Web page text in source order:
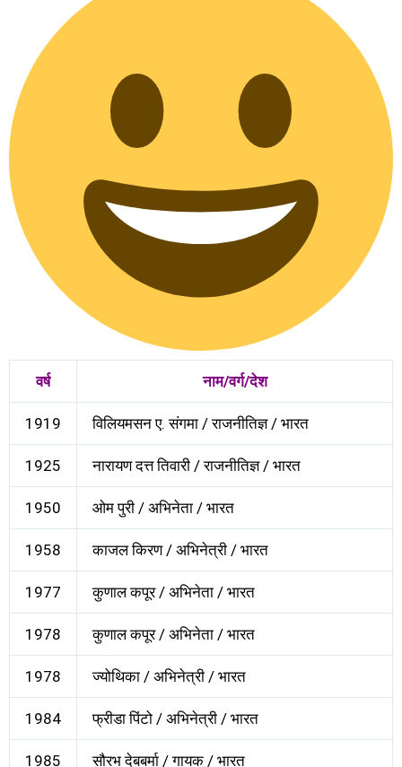
वर्ष नाम/वर्ग/देश
1919 विलियमसन ए. संगमा / राजनीतिज्ञ / भारत
1925 नारायण दत्त तिवारी / राजनीतिज्ञ / भारत
1950 ओम पुरी / अभिनेता / भारत
1958 काजल किरण / अभिनेत्री / भारत
1977 कुणाल कपूर / अभिनेता / भारत
1978 कुणाल कपूर / अभिनेता / भारत
1978 ज्योथिका / अभिनेत्री / भारत
1984 फ्रीडा पिंटो / अभिनेत्री / भारत
1985 सौरभ देबबर्मा / गायक / भारत